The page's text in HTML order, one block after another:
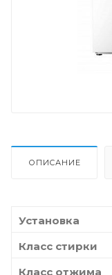
ОПИСАНИЕ
Установка
Класс стирки
Класс отжима